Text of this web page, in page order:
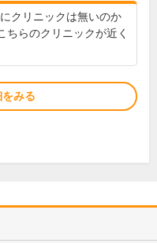
クリニックは無いのか
ちらのクリニックが近く
みる